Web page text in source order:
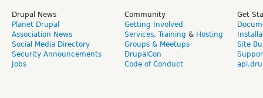
Drupal News
Planet Drupal
Association News
Social Media Directory
Security Announcements
Jobs
Community
Getting Involved
Services, Training & Hosting
Groups & Meetups
DrupalCon
Code of Conduct
Get
Site